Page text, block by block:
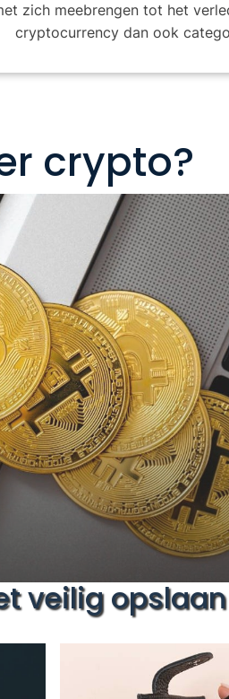
zich meebrengen tot het
cryptocurrency dan ook
crypto?
veilig